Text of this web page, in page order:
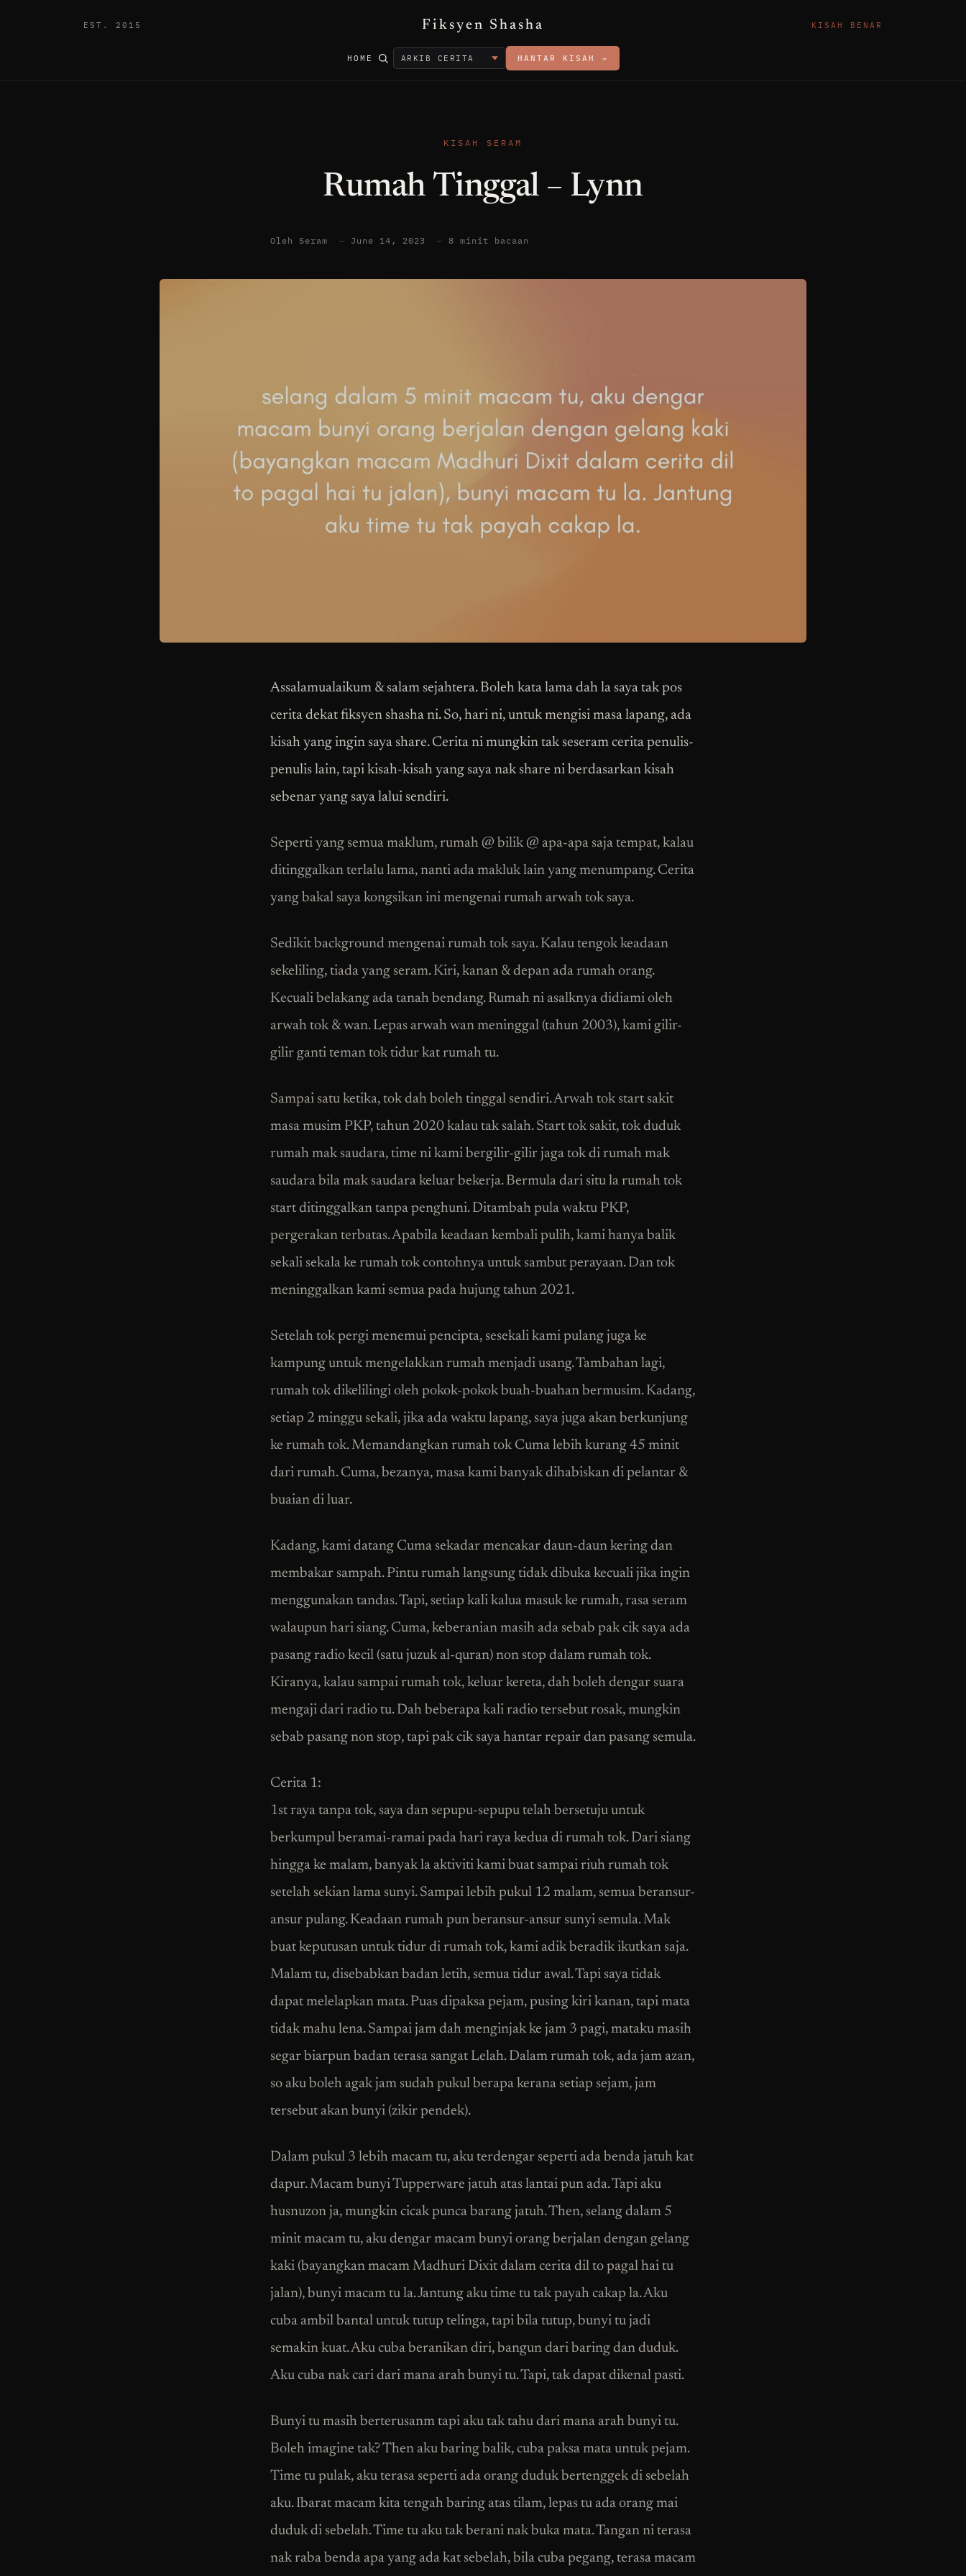
EST. 2015 Fiksyen Shasha KISAH BENAR
HOME HANTAR KISAH →
KISAH SERAM
Rumah Tinggal – Lynn
Oleh Seram — June 14, 2023 — 8 minit bacaan
Assalamualaikum & salam sejahtera. Boleh kata lama dah la saya tak pos
cerita dekat fiksyen shasha ni. So, hari ni, untuk mengisi masa lapang, ada
kisah yang ingin saya share. Cerita ni mungkin tak seseram cerita penulis-
penulis lain, tapi kisah-kisah yang saya nak share ni berdasarkan kisah
sebenar yang saya lalui sendiri.
Seperti yang semua maklum, rumah @ bilik @ apa-apa saja tempat, kalau
ditinggalkan terlalu lama, nanti ada makluk lain yang menumpang. Cerita
yang bakal saya kongsikan ini mengenai rumah arwah tok saya.
Sedikit background mengenai rumah tok saya. Kalau tengok keadaan
sekeliling, tiada yang seram. Kiri, kanan & depan ada rumah orang.
Kecuali belakang ada tanah bendang. Rumah ni asalknya didiami oleh
arwah tok & wan. Lepas arwah wan meninggal (tahun 2003), kami gilir-
gilir ganti teman tok tidur kat rumah tu.
Sampai satu ketika, tok dah boleh tinggal sendiri. Arwah tok start sakit
masa musim PKP, tahun 2020 kalau tak salah. Start tok sakit, tok duduk
rumah mak saudara, time ni kami bergilir-gilir jaga tok di rumah mak
saudara bila mak saudara keluar bekerja. Bermula dari situ la rumah tok
start ditinggalkan tanpa penghuni. Ditambah pula waktu PKP,
pergerakan terbatas. Apabila keadaan kembali pulih, kami hanya balik
sekali sekala ke rumah tok contohnya untuk sambut perayaan. Dan tok
meninggalkan kami semua pada hujung tahun 2021.
Setelah tok pergi menemui pencipta, sesekali kami pulang juga ke
kampung untuk mengelakkan rumah menjadi usang. Tambahan lagi,
rumah tok dikelilingi oleh pokok-pokok buah-buahan bermusim. Kadang,
setiap 2 minggu sekali, jika ada waktu lapang, saya juga akan berkunjung
ke rumah tok. Memandangkan rumah tok Cuma lebih kurang 45 minit
dari rumah. Cuma, bezanya, masa kami banyak dihabiskan di pelantar &
buaian di luar.
Kadang, kami datang Cuma sekadar mencakar daun-daun kering dan
membakar sampah. Pintu rumah langsung tidak dibuka kecuali jika ingin
menggunakan tandas. Tapi, setiap kali kalua masuk ke rumah, rasa seram
walaupun hari siang. Cuma, keberanian masih ada sebab pak cik saya ada
pasang radio kecil (satu juzuk al-quran) non stop dalam rumah tok.
Kiranya, kalau sampai rumah tok, keluar kereta, dah boleh dengar suara
mengaji dari radio tu. Dah beberapa kali radio tersebut rosak, mungkin
sebab pasang non stop, tapi pak cik saya hantar repair dan pasang semula.
Cerita 1:
1st raya tanpa tok, saya dan sepupu-sepupu telah bersetuju untuk
berkumpul beramai-ramai pada hari raya kedua di rumah tok. Dari siang
hingga ke malam, banyak la aktiviti kami buat sampai riuh rumah tok
setelah sekian lama sunyi. Sampai lebih pukul 12 malam, semua beransur-
ansur pulang. Keadaan rumah pun beransur-ansur sunyi semula. Mak
buat keputusan untuk tidur di rumah tok, kami adik beradik ikutkan saja.
Malam tu, disebabkan badan letih, semua tidur awal. Tapi saya tidak
dapat melelapkan mata. Puas dipaksa pejam, pusing kiri kanan, tapi mata
tidak mahu lena. Sampai jam dah menginjak ke jam 3 pagi, mataku masih
segar biarpun badan terasa sangat Lelah. Dalam rumah tok, ada jam azan,
so aku boleh agak jam sudah pukul berapa kerana setiap sejam, jam
tersebut akan bunyi (zikir pendek).
Dalam pukul 3 lebih macam tu, aku terdengar seperti ada benda jatuh kat
dapur. Macam bunyi Tupperware jatuh atas lantai pun ada. Tapi aku
husnuzon ja, mungkin cicak punca barang jatuh. Then, selang dalam 5
minit macam tu, aku dengar macam bunyi orang berjalan dengan gelang
kaki (bayangkan macam Madhuri Dixit dalam cerita dil to pagal hai tu
jalan), bunyi macam tu la. Jantung aku time tu tak payah cakap la. Aku
cuba ambil bantal untuk tutup telinga, tapi bila tutup, bunyi tu jadi
semakin kuat. Aku cuba beranikan diri, bangun dari baring dan duduk.
Aku cuba nak cari dari mana arah bunyi tu. Tapi, tak dapat dikenal pasti.
Bunyi tu masih berterusanm tapi aku tak tahu dari mana arah bunyi tu.
Boleh imagine tak? Then aku baring balik, cuba paksa mata untuk pejam.
Time tu pulak, aku terasa seperti ada orang duduk bertenggek di sebelah
aku. Ibarat macam kita tengah baring atas tilam, lepas tu ada orang mai
duduk di sebelah. Time tu aku tak berani nak buka mata. Tangan ni terasa
nak raba benda apa yang ada kat sebelah, bila cuba pegang, terasa macam